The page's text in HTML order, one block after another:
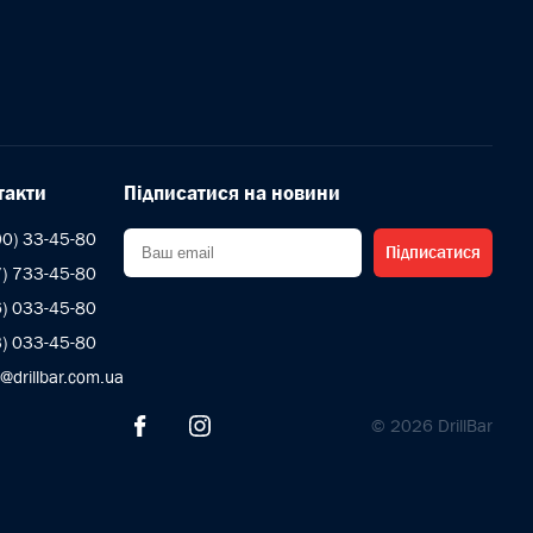
33-45-80
733-45-80
033-45-80
033-45-80
Підписатися на новини
Підписатися
© 2026 DrillBar